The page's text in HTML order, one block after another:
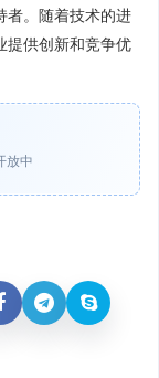
者。随着技术的进
提供创新和竞争优
放中